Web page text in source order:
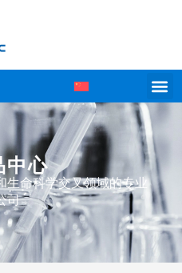
中心
生命科学交叉领域的专业
司